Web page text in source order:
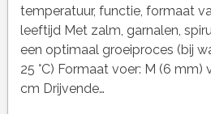
temperatuur, functie, formaat
leeftijd Met zalm, garnalen,
een optimaal groeiproces (bij
25 °C) Formaat voer: M (6 mm)
cm Drijvende…